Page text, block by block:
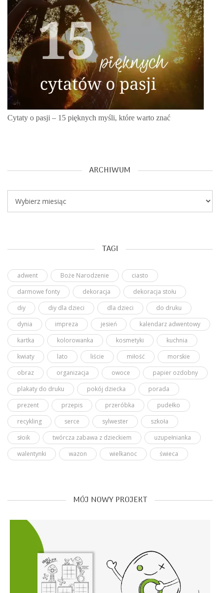
Cytaty o pasji – 15 pięknych myśli, które warto znać
ARCHIWUM
TAGI
adwent Boże Narodzenie
ciasto
darmowe fonty
dekoracja
dekoracja stołu
diy
diy dla dzieci dla dzieci
do druku
dynia
impreza jesień
kalendarz adwentowy
kartka
kolorowanka kosmetyki
kuchnia
kwiaty
lato liście miłość
morskie
obraz
organizacja owoce
papier ozdobny
plakaty do druku
pokój dziecka
porada
prezent
przepis przeróbka
pudełko
recykling
serce sylwester
szkoła
słoik
twórcza zabawa z dzieckiem
uzupełnianka
walentynki
wazon wielkanoc świeca
MÓJ NOWY PROJEKT